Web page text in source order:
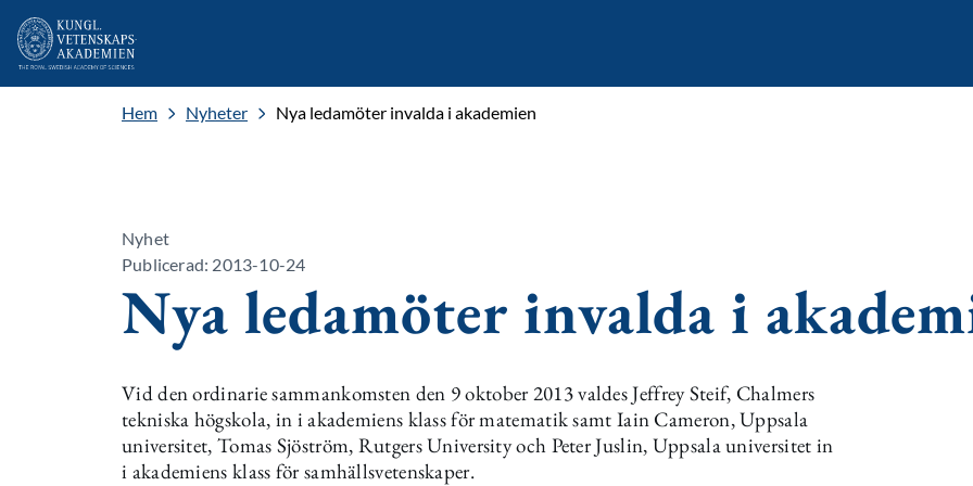
Hem Nyheter Nya ledamöter invalda i akademien
Nyhet
Publicerad: 2013-10-24
Nya ledamöter invalda i
Vid den ordinarie sammankomsten den 9 oktober 2013 valdes Jeffrey Steif, Chalmers
tekniska högskola, in i akademiens klass för matematik samt Iain Cameron, Uppsala
universitet, Tomas Sjöström, Rutgers University och Peter Juslin, Uppsala universitet in
i akademiens klass för samhällsvetenskaper.